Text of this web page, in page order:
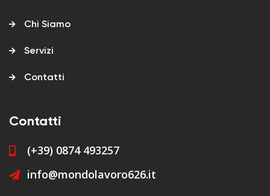
Chi Siamo
Servizi
Contatti
Contatti
(+39) 0874 493257
info@mondolavoro626.it